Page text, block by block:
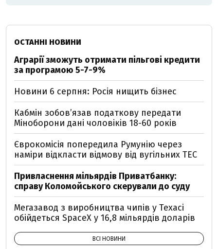
ОСТАННІ НОВИНИ
Аграрії зможуть отримати пільгові кредити
за програмою 5-7-9%
Новини 6 серпня: Росія нищить бізнес
Кабмін зобовʼязав податкову передати
Міноборони дані чоловіків 18-60 років
Єврокомісія попередила Румунію через
наміри відкласти відмову від вугільних ТЕС
Привласнення мільярдів Приватбанку:
справу Коломойського скерували до суду
Мегазавод з виробництва чипів у Техасі
обійдеться SpaceX у 16,8 мільярдів доларів
ВСІ НОВИНИ